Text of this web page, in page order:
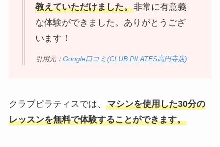
教えていただけました。非常に有意義
な体験ができました。ありがとうござ
います！
引用元： Google口コミ(CLUB PILATES高円寺店)
クラブピラティスでは、 マシンを使用した30分の
レッスンを無料で体験することができます。